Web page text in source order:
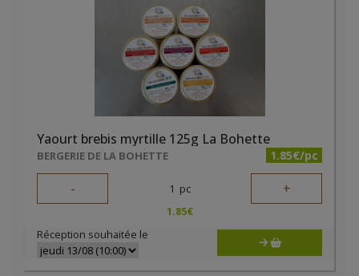
Yaourt brebis myrtille 125g La Bohette
BERGERIE DE LA BOHETTE 1.85€/pc
- 1 pc +
1.85€
Réception souhaitée le